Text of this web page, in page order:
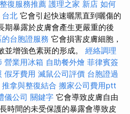
復服務推薦 護理之家 新店 如何
台北 它會引起快速曬黑直到曬傷的
期暴露於皮膚會產生更嚴重的後
台胞證服務 它會損害皮膚細胞，
並增強色素斑的形成。 經絡調理
營業用冰箱 自助餐外燴 菲律賓簽
假牙費用 滅鼠公司評價 台胞證過
推拿與整復結合 搬家公司費用ptt
儀公司 關鍵字 它會導致皮膚自由
時間的未受保護的暴露會導致皮